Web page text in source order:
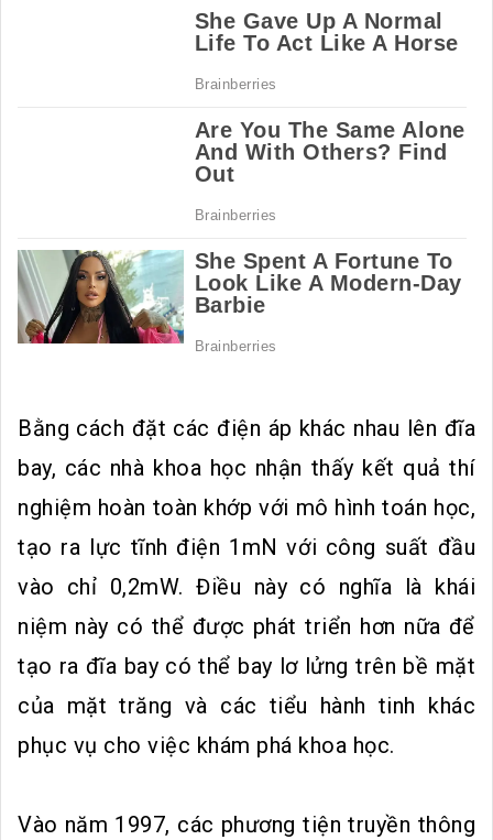
Bằng cách đặt các điện áp khác nhau lên đĩa
bay, các nhà khoa học nhận thấy kết quả thí
nghiệm hoàn toàn khớp với mô hình toán học,
tạo ra lực tĩnh điện 1mN với công suất đầu
vào chỉ 0,2mW. Điều này có nghĩa là khái
niệm này có thể được phát triển hơn nữa để
tạo ra đĩa bay có thể bay lơ lửng trên bề mặt
của mặt trăng và các tiểu hành tinh khác
phục vụ cho việc khám phá khoa học.
Vào năm 1997, các phương tiện truyền thông